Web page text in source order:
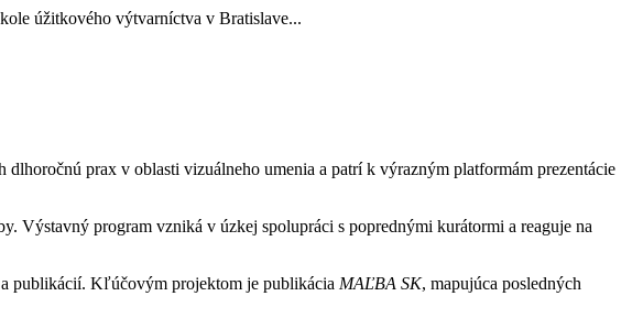
úžitkového výtvarníctva v Bratislave...
prax v oblasti vizuálneho umenia a patrí k výrazným platformám prezentácie
Výstavný program vzniká v úzkej spolupráci s poprednými kurátormi a reaguje na
publikácií. Kľúčovým projektom je publikácia MAĽBA SK, mapujúca posledných